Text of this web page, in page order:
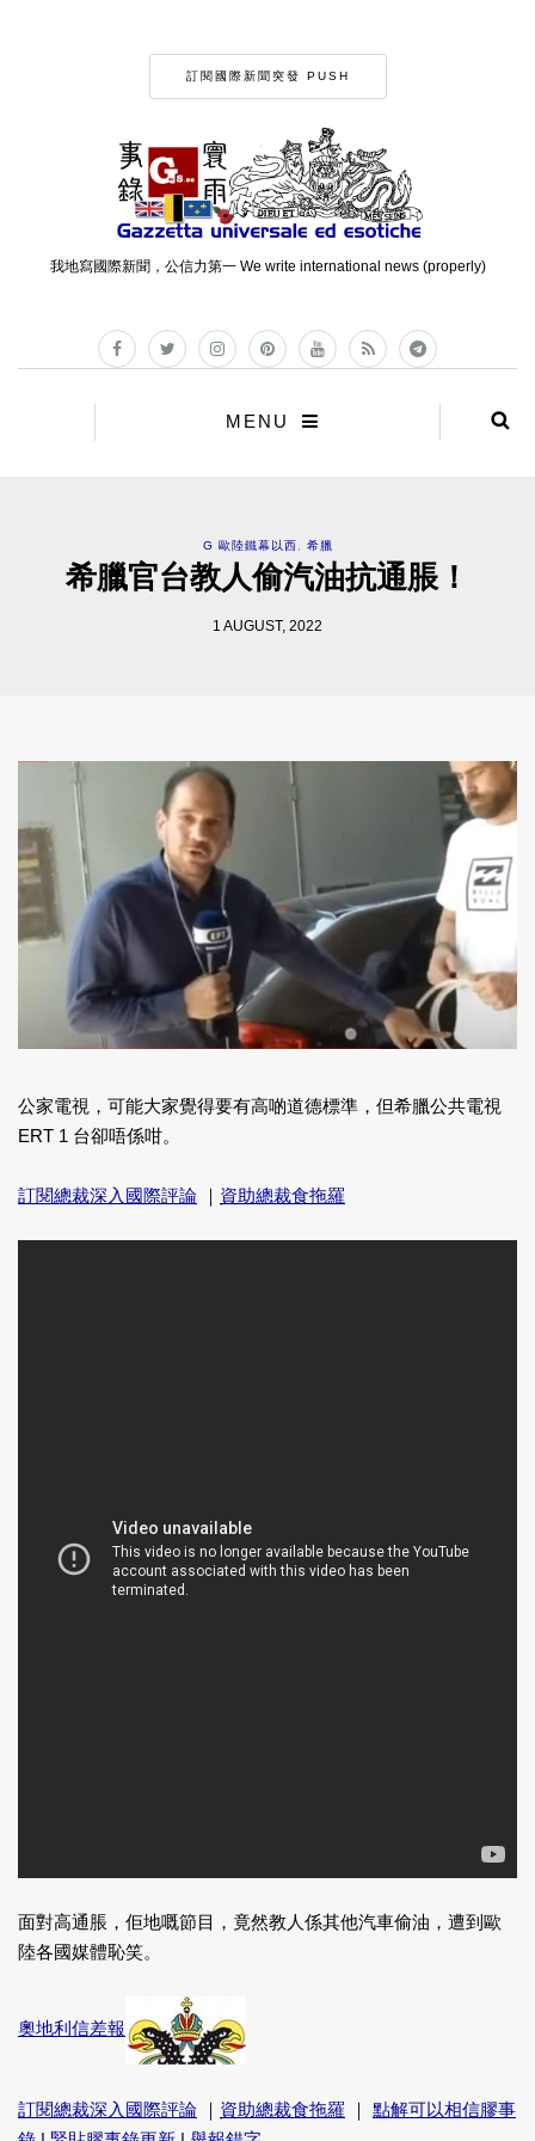
訂閱國際新聞突發 PUSH
我地寫國際新聞，公信力第一 We write international news (properly)
MENU
G 歐陸鐵幕以西 希臘
希臘官台教人偷汽油抗通脹！
1 AUGUST, 2022
公家電視，可能大家覺得要有高啲道德標準，但希臘公共電視
ERT 1 台卻唔係咁。
訂閱總裁深入國際評論 資助總裁食拖羅
面對高通脹，佢地嘅節目，竟然教人係其他汽車偷油，遭到歐
陸各國媒體恥笑。
奧地利信差報
訂閱總裁深入國際評論 資助總裁食拖羅
點解可以相信膠事